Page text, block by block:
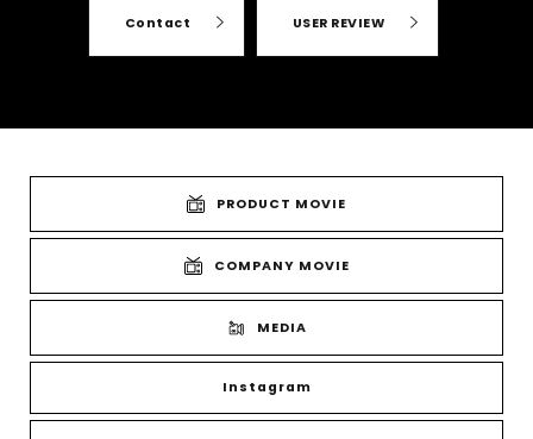
Contact USER REVIEW
PRODUCT MOVIE
COMPANY MOVIE
MEDIA
Instagram